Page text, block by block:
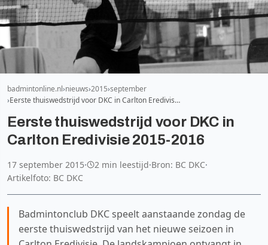
badmintonline.nl nieuws 2015 september
Eerste thuiswedstrijd voor DKC in Carlton Eredivis…
Eerste thuiswedstrijd voor DKC in
Carlton Eredivisie 2015-2016
17 september 2015· 2 min leestijd·Bron: BC DKC·
Artikelfoto: BC DKC
Badmintonclub DKC speelt aanstaande zondag de
eerste thuiswedstrijd van het nieuwe seizoen in